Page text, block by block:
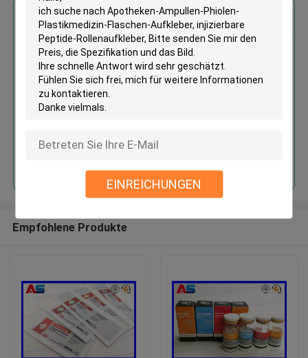
EINREICHUNGEN
Erhalten Sie den besten Preis für
Apotheken-Ampullen-Phiolen-
Plastikmedizin-Flaschen-
Aufkleber, injizierbare Peptide-
Empfohlene Produkte